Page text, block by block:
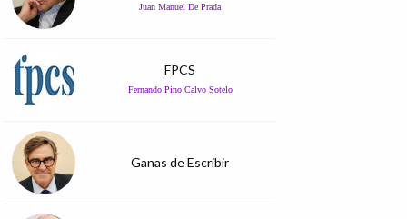
Juan Manuel De Prada
FPCS
Fernando Pino Calvo Sotelo
Ganas de Escribir